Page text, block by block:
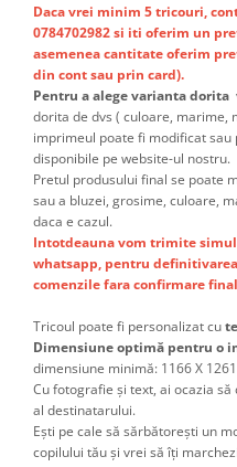
Daca vrei minim 5 tricouri,
0784702982 si iti oferim un
asemenea cantitate oferim
din cont sau prin card).
Pentru a alege varianta dorita
dorita de dvs ( culoare, marime,
imprimeul poate fi modificat
disponibile pe website-ul nostru.
Pretul produsului final se poate
sau a bluzei, grosime, culoare,
daca e cazul.
Intotdeauna vom trimite
whatsapp, pentru
comenzile fara confirmare
Tricoul poate fi personalizat cu
Dimensiune optimă pentru o
dimensiune minimă: 1166 X
Cu fotografie și text, ai ocazia
al destinatarului.
Ești pe cale să sărbătorești un
copilului tău și vrei să îți